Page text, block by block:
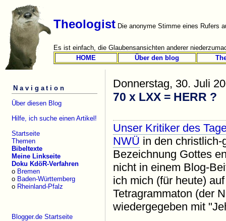
Theologist Die anonyme Stimme eines Rufers
Es ist einfach, die Glaubensansichten anderer
HOME
Über den blog
Navigation
Über diesen Blog
Hilfe, ich suche einen Artikel!
Startseite
Themen
Bibeltexte
Meine Linkseite
Doku KdöR-Verfahren
o Bremen
o Baden-Württemberg
o Rheinland-Pfalz
Blogger.de Startseite
Donnerstag, 30. Juli
70 x LXX = HERR ?
Unser Kritiker des
NWÜ in den
Bezeichnung Gottes
nicht in einem Blog-
ich mich (für heute)
Tetragrammaton (der
wiedergegeben mit